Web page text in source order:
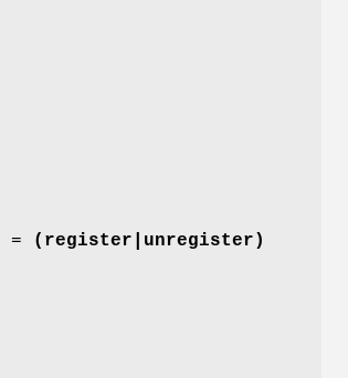
= (register|unregister)